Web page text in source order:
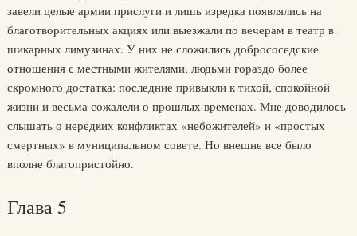
завели целые армии прислуги и лишь изредка появлялись на
благотворительных акциях или выезжали по вечерам в театр в
шикарных лимузинах. У них не сложились добрососедские
отношения с местными жителями, людьми гораздо более
скромного достатка: последние привыкли к тихой, спокойной
жизни и весьма сожалели о прошлых временах. Мне доводилось
слышать о нередких конфликтах «небожителей» и «простых
смертных» в муниципальном совете. Но внешне все было
вполне благопристойно.
Глава 5